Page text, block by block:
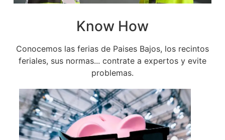
Know How
Conocemos las ferias de Paises Bajos, los recintos
feriales, sus normas... contrate a expertos y evite
problemas.